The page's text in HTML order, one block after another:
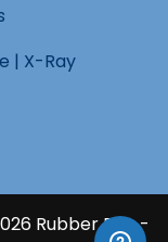
| X-Ray
Rubber Fab -